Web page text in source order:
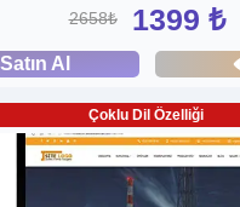
2658₺ 1399 ₺
Satın Al
Çoklu Dil Özelliği